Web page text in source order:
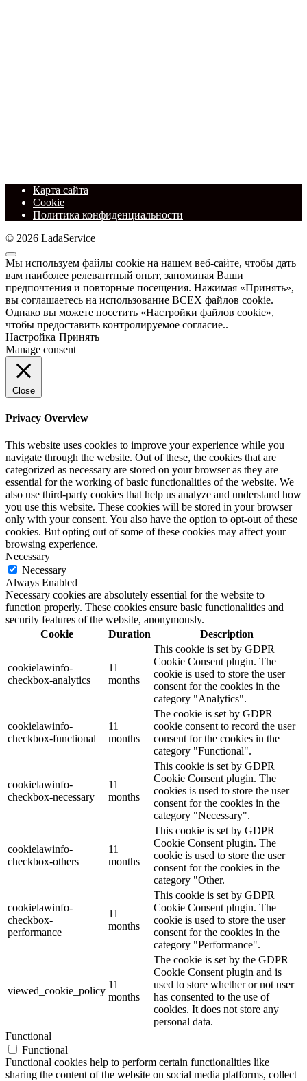
Карта сайта
Cookie
Политика конфиденциальности
© 2026 LadaService
Мы используем файлы cookie на нашем веб-сайте, чтобы дать
вам наиболее релевантный опыт, запоминая Ваши
предпочтения и повторные посещения. Нажимая «Принять»,
вы соглашаетесь на использование ВСЕХ файлов cookie.
Однако вы можете посетить «Настройки файлов cookie»,
чтобы предоставить контролируемое согласие..
Настройка Принять
Manage consent
Close
Privacy Overview
This website uses cookies to improve your experience while you
navigate through the website. Out of these, the cookies that are
categorized as necessary are stored on your browser as they are
essential for the working of basic functionalities of the website. We
also use third-party cookies that help us analyze and understand how
you use this website. These cookies will be stored in your browser
only with your consent. You also have the option to opt-out of these
cookies. But opting out of some of these cookies may affect your
browsing experience.
Necessary
Necessary
Always Enabled
Necessary cookies are absolutely essential for the website to
function properly. These cookies ensure basic functionalities and
security features of the website, anonymously.
Cookie
Duration Description
cookielawinfo-
checkbox-analytics
11
months
This cookie is set by GDPR
Cookie Consent plugin. The
cookie is used to store the user
consent for the cookies in the
category "Analytics".
cookielawinfo-
checkbox-functional
11
months
The cookie is set by GDPR
cookie consent to record the user
consent for the cookies in the
category "Functional".
cookielawinfo-
checkbox-necessary
11
months
This cookie is set by GDPR
Cookie Consent plugin. The
cookies is used to store the user
consent for the cookies in the
category "Necessary".
cookielawinfo-
checkbox-others
11
months
This cookie is set by GDPR
Cookie Consent plugin. The
cookie is used to store the user
consent for the cookies in the
category "Other.
cookielawinfo-
checkbox-
performance
11
months
This cookie is set by GDPR
Cookie Consent plugin. The
cookie is used to store the user
consent for the cookies in the
category "Performance".
viewed_cookie_policy
11
months
The cookie is set by the GDPR
Cookie Consent plugin and is
used to store whether or not user
has consented to the use of
cookies. It does not store any
personal data.
Functional
Functional
Functional cookies help to perform certain functionalities like
sharing the content of the website on social media platforms, collect